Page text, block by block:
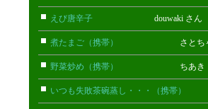
えび唐辛子 douwaki さん
煮たまご（携帯） さとちゃん
野菜炒め（携帯） ちあき
いつも失敗茶碗蒸し・・・（携帯）